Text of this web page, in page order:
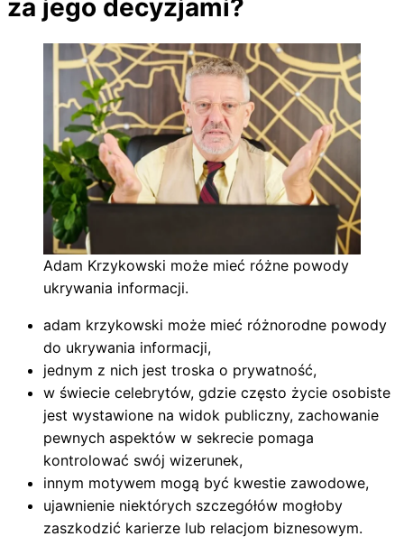
za jego decyzjami?
Adam Krzykowski może mieć różne powody
ukrywania informacji.
adam krzykowski może mieć różnorodne powody
do ukrywania informacji,
jednym z nich jest troska o prywatność,
w świecie celebrytów, gdzie często życie osobiste
jest wystawione na widok publiczny, zachowanie
pewnych aspektów w sekrecie pomaga
kontrolować swój wizerunek,
innym motywem mogą być kwestie zawodowe,
ujawnienie niektórych szczegółów mogłoby
zaszkodzić karierze lub relacjom biznesowym.